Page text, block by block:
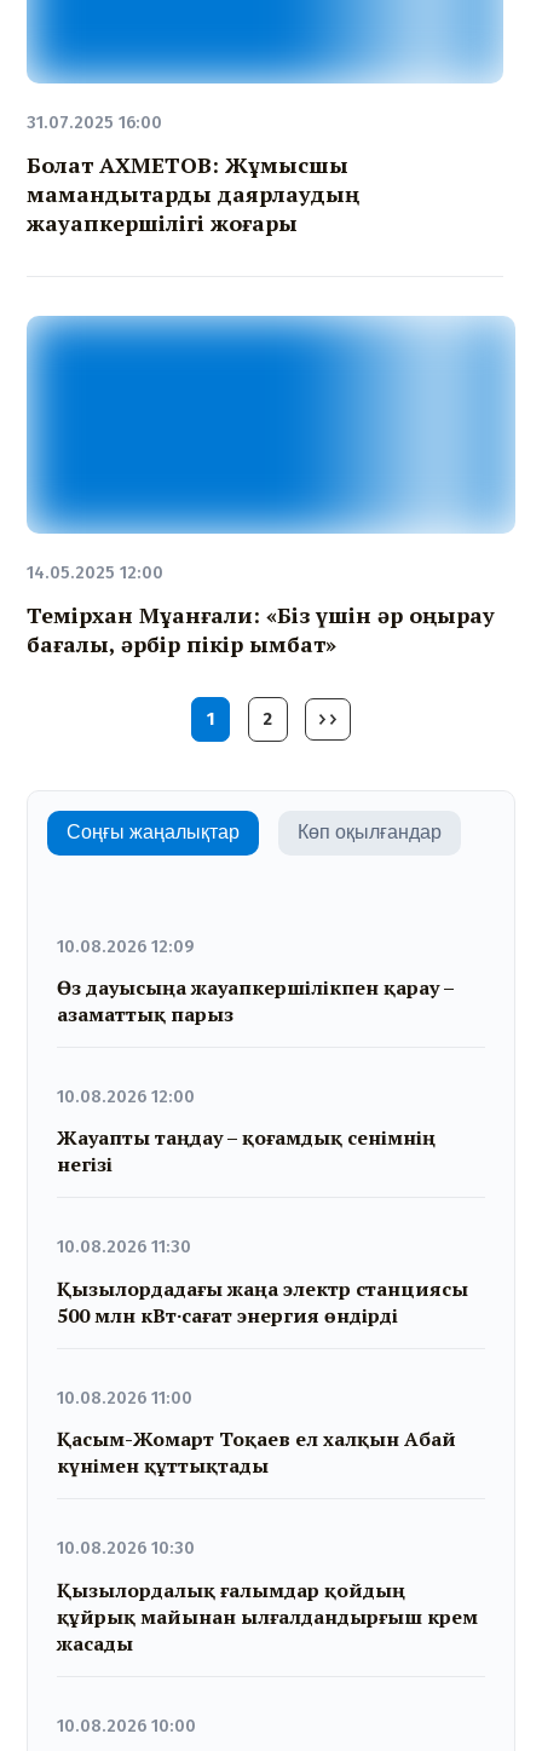
31.07.2025 16:00
Болат АХМЕТОВ: Жұмысшы
мамандықтарды даярлаудың
жауапкершілігі жоғары
14.05.2025 12:00
Темірхан Мұқанғали: «Біз үшін әр қоңырау
бағалы, әрбір пікір қымбат»
1 2
Соңғы жаңалықтар Көп оқылғандар
10.08.2026 12:09
Өз дауысыңа жауапкершілікпен қарау –
азаматтық парыз
10.08.2026 12:00
Жауапты таңдау – қоғамдық сенімнің
негізі
10.08.2026 11:30
Қызылордадағы жаңа электр станциясы
500 млн кВт·сағат энергия өндірді
10.08.2026 11:00
Қасым-Жомарт Тоқаев ел халқын Абай
күнімен құттықтады
10.08.2026 10:30
Қызылордалық ғалымдар қойдың
құйрық майынан ылғалдандырғыш крем
жасады
10.08.2026 10:00